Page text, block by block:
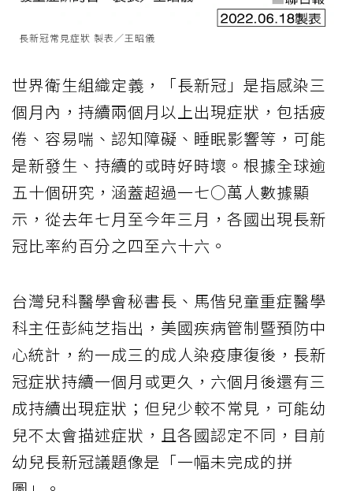
長新冠常見症狀 製表／王昭儀
世界衛生組織定義，「長新冠」是指感染三
個月內，持續兩個月以上出現症狀，包括疲
倦、容易喘、認知障礙、睡眠影響等，可能
是新發生、持續的或時好時壞。根據全球逾
五十個研究，涵蓋超過一七○萬人數據顯
示，從去年七月至今年三月，各國出現長新
冠比率約百分之四至六十六。
台灣兒科醫學會秘書長、馬偕兒童重症醫學
科主任彭純芝指出，美國疾病管制暨預防中
心統計，約一成三的成人染疫康復後，長新
冠症狀持續一個月或更久，六個月後還有三
成持續出現症狀；但兒少較不常見，可能幼
兒不太會描述症狀，且各國認定不同，目前
幼兒長新冠議題像是「一幅未完成的拼